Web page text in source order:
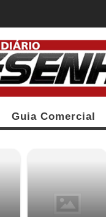
EM BARUERI NA...
Guia Comercial